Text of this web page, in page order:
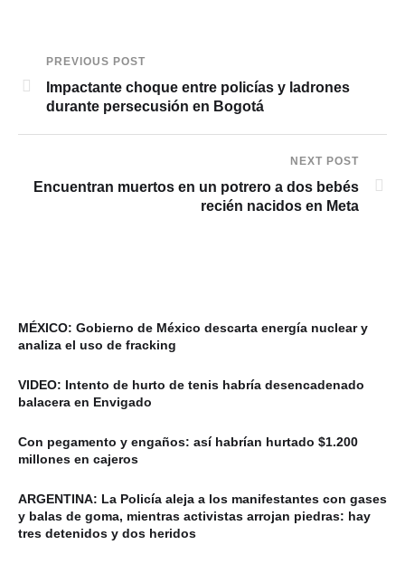
PREVIOUS POST
Impactante choque entre policías y ladrones
durante persecusión en Bogotá
NEXT POST
Encuentran muertos en un potrero a dos bebés
recién nacidos en Meta
MÉXICO: Gobierno de México descarta energía nuclear y
analiza el uso de fracking
VIDEO: Intento de hurto de tenis habría desencadenado
balacera en Envigado
Con pegamento y engaños: así habrían hurtado $1.200
millones en cajeros
ARGENTINA: La Policía aleja a los manifestantes con gases
y balas de goma, mientras activistas arrojan piedras: hay
tres detenidos y dos heridos